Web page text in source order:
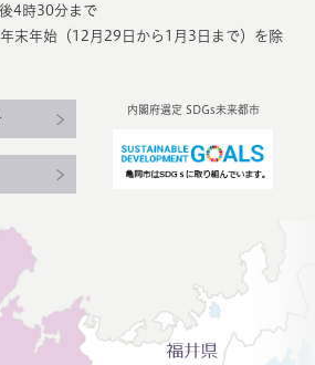
4時30分まで
末年始（12月29日から1月3日まで）を除
内閣府選定 SDGs未来都市